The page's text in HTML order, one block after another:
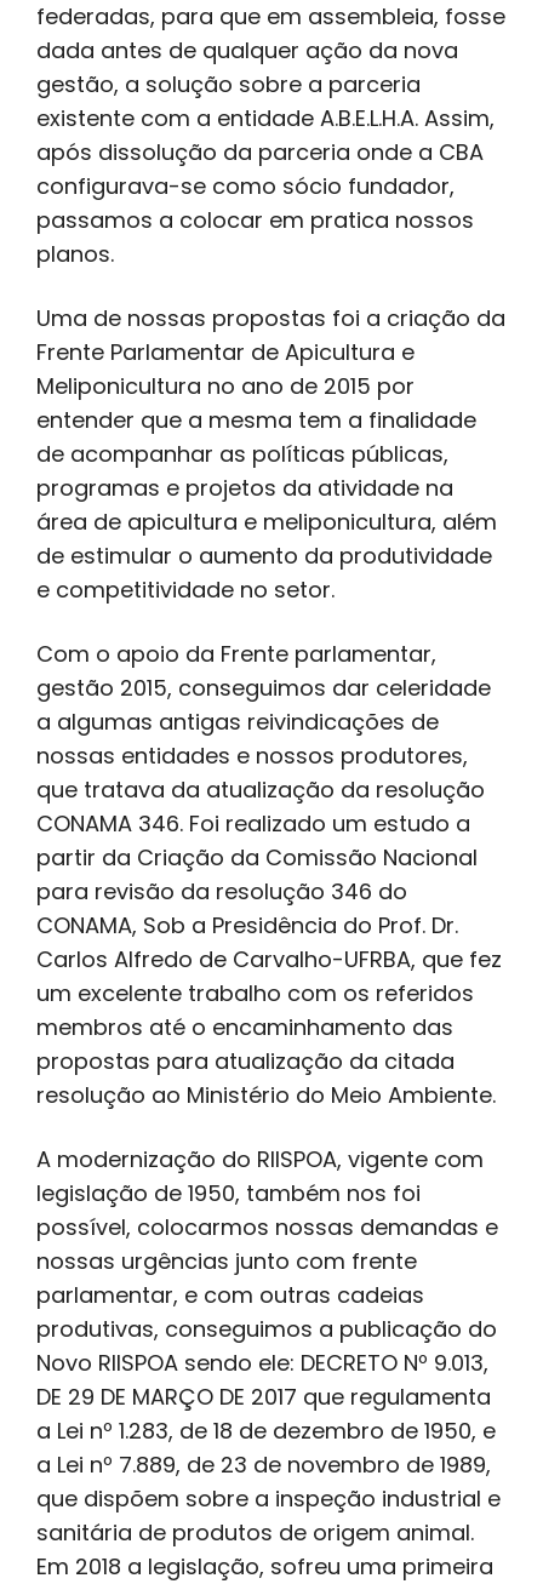
federadas, para que em assembleia, fosse
dada antes de qualquer ação da nova
gestão, a solução sobre a parceria
existente com a entidade A.B.E.L.H.A. Assim,
após dissolução da parceria onde a CBA
configurava-se como sócio fundador,
passamos a colocar em pratica nossos
planos.
Uma de nossas propostas foi a criação da
Frente Parlamentar de Apicultura e
Meliponicultura no ano de 2015 por
entender que a mesma tem a finalidade
de acompanhar as políticas públicas,
programas e projetos da atividade na
área de apicultura e meliponicultura, além
de estimular o aumento da produtividade
e competitividade no setor.
Com o apoio da Frente parlamentar,
gestão 2015, conseguimos dar celeridade
a algumas antigas reivindicações de
nossas entidades e nossos produtores,
que tratava da atualização da resolução
CONAMA 346. Foi realizado um estudo a
partir da Criação da Comissão Nacional
para revisão da resolução 346 do
CONAMA, Sob a Presidência do Prof. Dr.
Carlos Alfredo de Carvalho-UFRBA, que fez
um excelente trabalho com os referidos
membros até o encaminhamento das
propostas para atualização da citada
resolução ao Ministério do Meio Ambiente.
A modernização do RIISPOA, vigente com
legislação de 1950, também nos foi
possível, colocarmos nossas demandas e
nossas urgências junto com frente
parlamentar, e com outras cadeias
produtivas, conseguimos a publicação do
Novo RIISPOA sendo ele: DECRETO Nº 9.013,
DE 29 DE MARÇO DE 2017 que regulamenta
a Lei nº 1.283, de 18 de dezembro de 1950, e
a Lei nº 7.889, de 23 de novembro de 1989,
que dispõem sobre a inspeção industrial e
sanitária de produtos de origem animal.
Em 2018 a legislação, sofreu uma primeira